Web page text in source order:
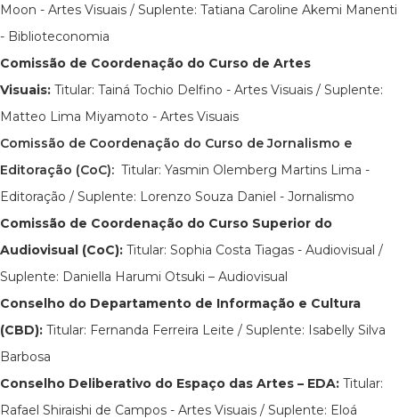
Moon - Artes Visuais / Suplente: Tatiana Caroline Akemi Manenti
- Biblioteconomia
Comissão de Coordenação do Curso de Artes
Visuais: Titular: Tainá Tochio Delfino - Artes Visuais / Suplente:
Matteo Lima Miyamoto - Artes Visuais
Comissão de Coordenação do Curso de Jornalismo e
Editoração (CoC): Titular: Yasmin Olemberg Martins Lima -
Editoração / Suplente: Lorenzo Souza Daniel - Jornalismo
Comissão de Coordenação do Curso Superior do
Audiovisual (CoC): Titular: Sophia Costa Tiagas - Audiovisual /
Suplente: Daniella Harumi Otsuki – Audiovisual
Conselho do Departamento de Informação e Cultura
(CBD): Titular: Fernanda Ferreira Leite / Suplente: Isabelly Silva
Barbosa
Conselho Deliberativo do Espaço das Artes – EDA: Titular:
Rafael Shiraishi de Campos - Artes Visuais / Suplente: Eloá